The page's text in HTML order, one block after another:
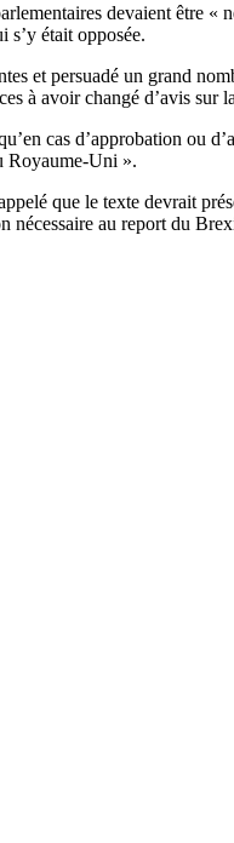
devaient être «
s’y était opposée.
et persuadé un grand
à avoir changé d’avis sur
cas d’approbation ou
Royaume-Uni ».
que le texte devrait
au report du